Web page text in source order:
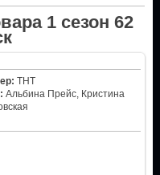
1 сезон 62
ТНТ
Альбина Прейс, Кристина